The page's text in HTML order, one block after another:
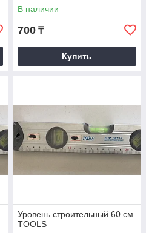
В наличии
700 ₸
Купить
Уровень строительный 60 см
TOOLS